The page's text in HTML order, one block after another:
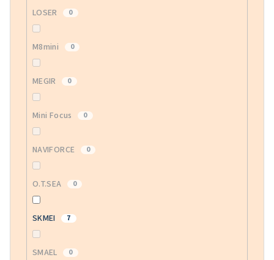
LOSER 0
M8mini 0
MEGIR 0
Mini Focus 0
NAVIFORCE 0
O.T.SEA 0
SKMEI 7
SMAEL 0